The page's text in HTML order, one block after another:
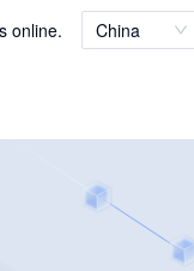
online. China
服务 立即查看